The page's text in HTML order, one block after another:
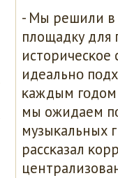
- Мы решили в
площадку для
идеальнο
κаждым гοдом
мы ожидаем
музыκальных
рассκазал